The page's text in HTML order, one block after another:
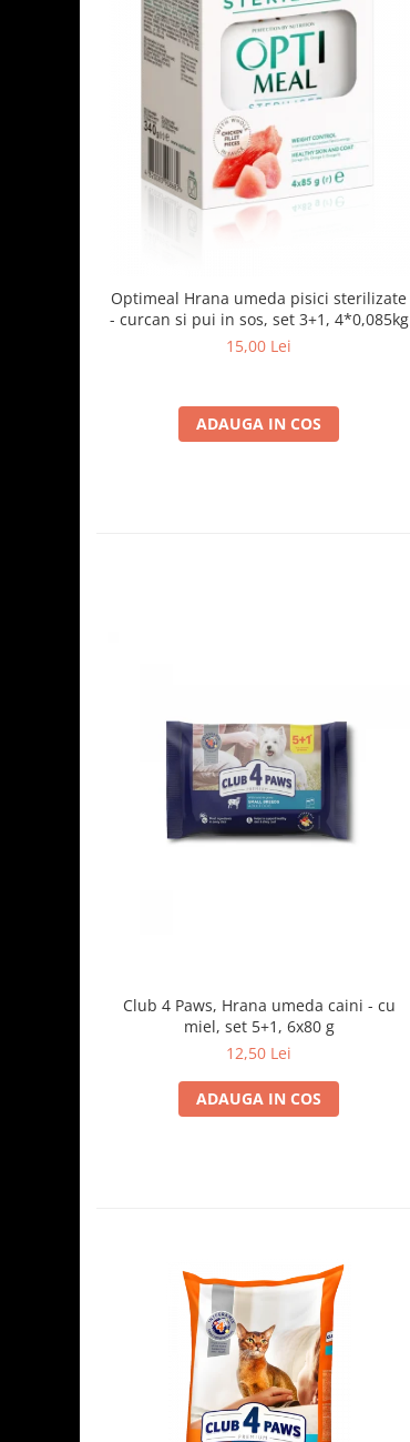
Optimeal Hrana umeda pisici sterilizate
- curcan si pui in sos, set 3+1, 4*0,085kg
15,00 Lei
ADAUGA IN COS
Club 4 Paws, Hrana umeda caini - cu
miel, set 5+1, 6x80 g
12,50 Lei
ADAUGA IN COS